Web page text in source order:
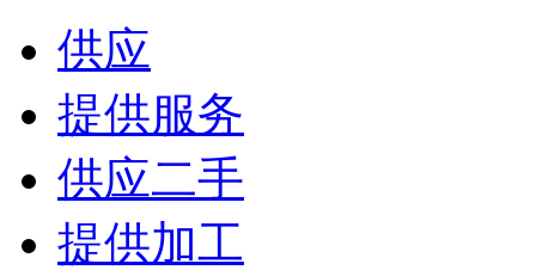
供应
提供服务
供应二手
提供加工